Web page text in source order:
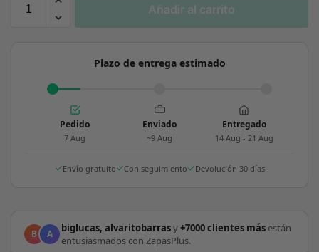
Añadir al carrito
Plazo de entrega estimado
Pedido
7 Aug
Enviado
~9 Aug
Entregado
14 Aug - 21 Aug
Envío gratuito Con seguimiento Devolución 30 días
B A biglucas, alvaritobarrasy+7000 clientes más están
entusiasmados con ZapasPlus.